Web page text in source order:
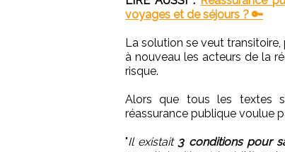
voyages et de séjours ? 🔑
La solution se veut
à nouveau les acteurs de la
risque.
Alors que tous les textes
réassurance publique voulue
"Il existait 3 conditions pour